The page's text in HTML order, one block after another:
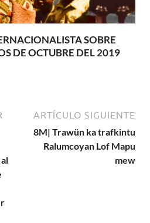
SOBRE
DE OCTUBRE DEL 2019
ARTÍCULO SIGUIENTE
8M| Trawün ka trafkintu
Ralumcoyan Lof Mapu
mew